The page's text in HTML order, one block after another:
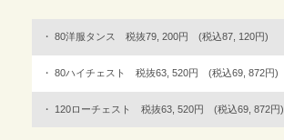
80洋服タンス 税抜79, 200円 (税込87, 120円)
80ハイチェスト 税抜63, 520円 (税込69, 872円)
120ローチェスト 税抜63, 520円 (税込69, 872円)